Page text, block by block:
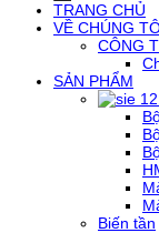
TRANG CHỦ
VỀ CHÚNG
CÔNG
SẢN PHẨM
Biến tần